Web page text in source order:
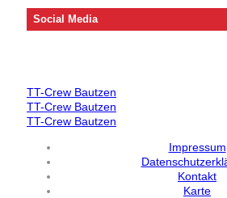
Social Media
TT-Crew Bautzen
TT-Crew Bautzen
TT-Crew Bautzen
Impressum
Kontakt
Karte